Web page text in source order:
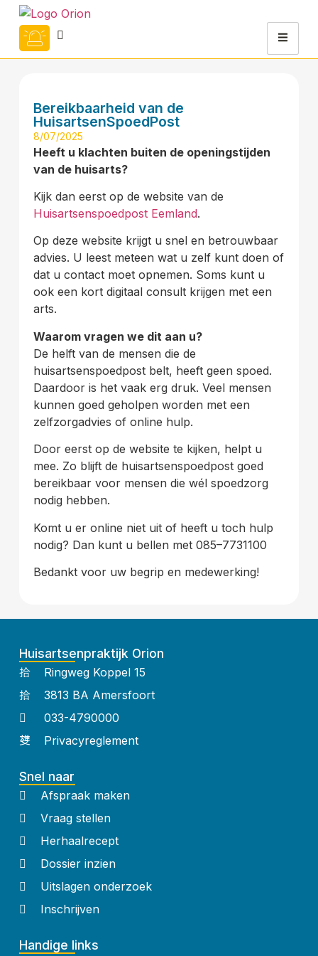
Bereikbaarheid van de
HuisartsenSpoedPost
8/07/2025
Heeft u klachten buiten de openingstijden
van de huisarts?
Kijk dan eerst op de website van de
Huisartsenspoedpost Eemland.
Op deze website krijgt u snel en betrouwbaar
advies. U leest meteen wat u zelf kunt doen of
dat u contact moet opnemen. Soms kunt u
ook een kort digitaal consult krijgen met een
arts.
Waarom vragen we dit aan u?
De helft van de mensen die de
huisartsenspoedpost belt, heeft geen spoed.
Daardoor is het vaak erg druk. Veel mensen
kunnen goed geholpen worden met een
zelfzorgadvies of online hulp.
Door eerst op de website te kijken, helpt u
mee. Zo blijft de huisartsenspoedpost goed
bereikbaar voor mensen die wél spoedzorg
nodig hebben.
Komt u er online niet uit of heeft u toch hulp
nodig? Dan kunt u bellen met 085–7731100
Bedankt voor uw begrip en medewerking!
Huisartsenpraktijk Orion
Ringweg Koppel 15
3813 BA Amersfoort
033-4790000
Privacyreglement
Snel naar
Afspraak maken
Vraag stellen
Herhaalrecept
Dossier inzien
Uitslagen onderzoek
Inschrijven
Handige links